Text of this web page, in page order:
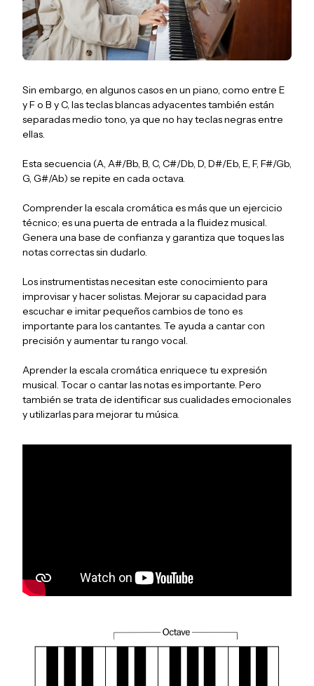
Sin embargo, en algunos casos en un piano, como entre E
y F o B y C, las teclas blancas adyacentes también están
separadas medio tono, ya que no hay teclas negras entre
ellas.
Esta secuencia (A, A#/Bb, B, C, C#/Db, D, D#/Eb, E, F, F#/Gb,
G, G#/Ab) se repite en cada octava.
Comprender la escala cromática es más que un ejercicio
técnico; es una puerta de entrada a la fluidez musical.
Genera una base de confianza y garantiza que toques las
notas correctas sin dudarlo.
Los instrumentistas necesitan este conocimiento para
improvisar y hacer solistas. Mejorar su capacidad para
escuchar e imitar pequeños cambios de tono es
importante para los cantantes. Te ayuda a cantar con
precisión y aumentar tu rango vocal.
Aprender la escala cromática enriquece tu expresión
musical. Tocar o cantar las notas es importante. Pero
también se trata de identificar sus cualidades emocionales
y utilizarlas para mejorar tu música.